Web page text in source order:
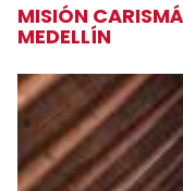
MISIÓN
MEDELLÍN